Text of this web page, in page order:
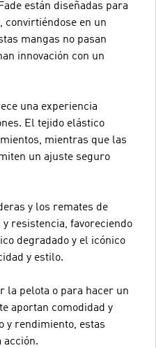
están diseñadas para
convirtiéndose en un
mangas no pasan
innovación con un
una experiencia
El tejido elástico
mientras que las
un ajuste seguro
y los remates de
resistencia, favoreciendo
degradado y el icónico
y estilo.
la pelota o para hacer un
aportan comodidad y
y rendimiento, estas
acción.